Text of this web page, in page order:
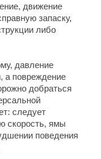
движение
запаску,
либо
давление
а повреждение
добраться
следует
скорость, ямы
поведения